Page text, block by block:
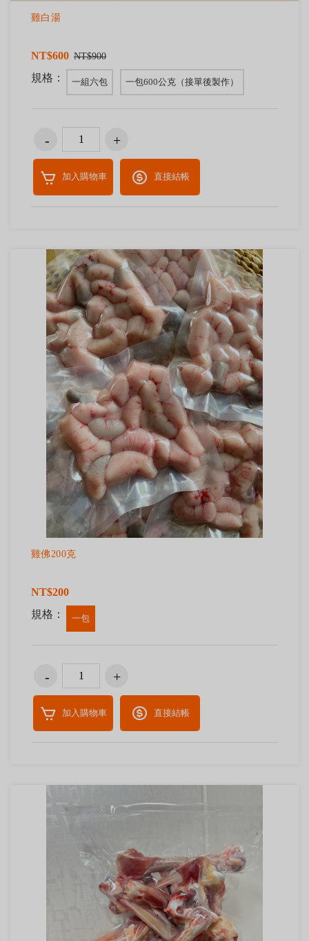
雞白湯
NT$600 NT$900
規格： 一組六包 一包600公克（接單後製作）
加入購物車 直接結帳
雞佛200克
NT$200
規格：
一包
加入購物車 直接結帳